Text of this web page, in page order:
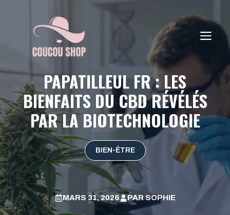
PAPATILLEUL FR : LES
BIENFAITS DU CBD RÉVÉLÉS
PAR LA BIOTECHNOLOGIE
BIEN-ÊTRE
MARS 31, 2026 PARSOPHIE